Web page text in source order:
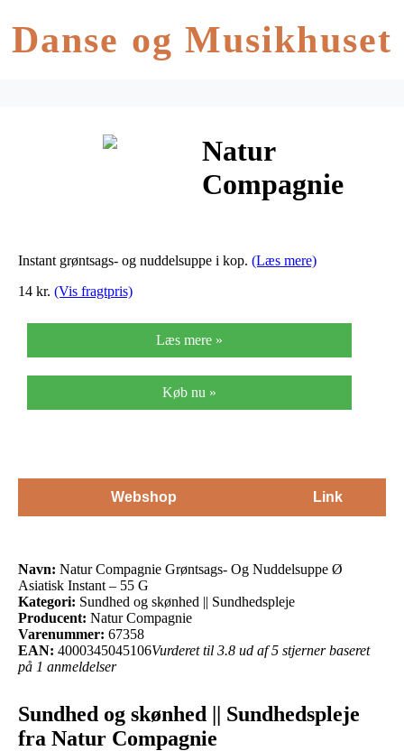
Danse og Musikhuset
Natur
Compagnie
Nuddelsuppe
Instant – 55 G
Instant grøntsags- og nuddelsuppe i kop. (Læs mere)
14 kr. (Vis fragtpris)
Læs mere »
Køb nu »
Webshop Link
Navn: Natur Compagnie Grøntsags- Og Nuddelsuppe Ø
Asiatisk Instant – 55 G
Kategori: Sundhed og skønhed || Sundhedspleje
Producent: Natur Compagnie
Varenummer: 67358
EAN: 4000345045106Vurderet til 3.8 ud af 5 stjerner baseret
på 1 anmeldelser
Sundhed og skønhed || Sundhedspleje
fra Natur Compagnie